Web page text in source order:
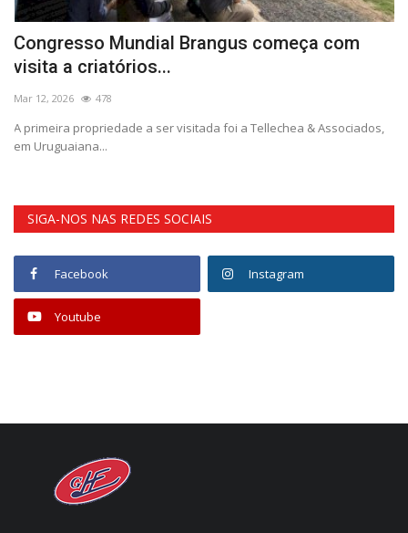
Congresso Mundial Brangus começa com
visita a criatórios...
Mar 12, 2026 478
A primeira propriedade a ser visitada foi a Tellechea & Associados,
em Uruguaiana...
SIGA-NOS NAS REDES SOCIAIS
Facebook Instagram
Youtube